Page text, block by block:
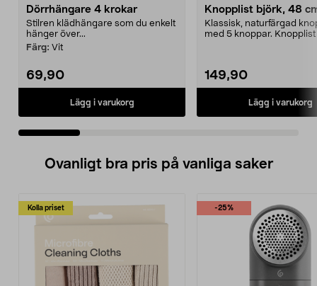
Dörrhängare 4 krokar
Stilren klädhängare som du enkelt
hänger över...
Färg: Vit
69,90
Lägg i varukorg
Knopplist björk, 48
Klassisk, naturfärgad
med 5 knoppar. Knopplist
149,90
Lägg i varukorg
Ovanligt bra pris på vanliga saker
Kolla priset -25%